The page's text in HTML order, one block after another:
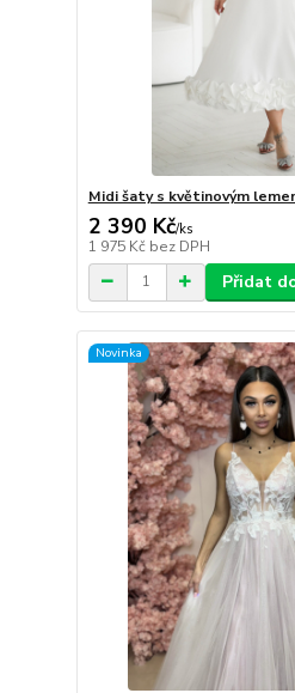
Midi šaty s květinovým
2 390 Kč/ks
1 975 Kč bez DPH
Přidat
Novinka